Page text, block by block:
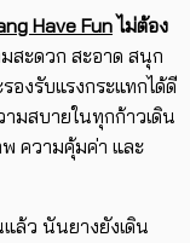
Have Fun ไม่ต้อง
มสะดวก สะอาด สนุก
องรับแรงกระแทกได้ดี
มสบายในทุกก้าวเดิน
ความคุ้มค่า และ
แล้ว นันยางยังเดิน